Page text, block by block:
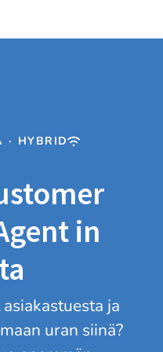
· HYBRID
in
ja
uran siinä?